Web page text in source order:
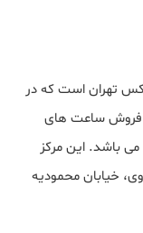
تهران است که در
فروش ساعت های
باشد. این مرکز
وی، خیابان محمودیه